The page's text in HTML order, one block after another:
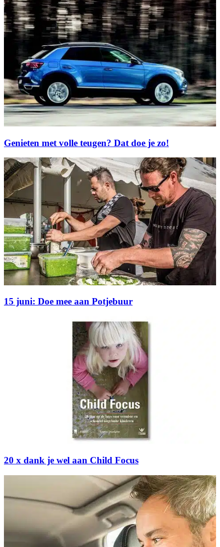
Genieten met volle teugen? Dat doe je zo!
15 juni: Doe mee aan Potjebuur
20 x dank je wel aan Child Focus